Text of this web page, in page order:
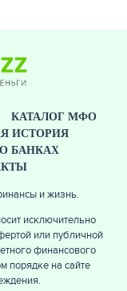
КАТАЛОГ МФО
ИСТОРИЯ
БАНКАХ
и жизнь.
исключительно
или публичной
финансового
порядке на сайте